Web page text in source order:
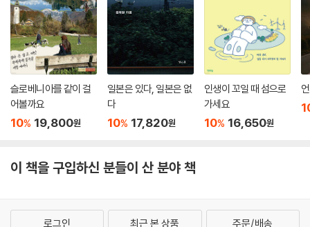
슬로베니아를 같이 걸
어볼까요
10% 19,800원
일본은 있다, 일본은 없
다
10% 17,820원
인생이 꼬일 때 섬으로
가세요
10% 16,650원
이 책을 구입하신 분들이 산 분야 책
로그인 최근 본 상품 주문/배송